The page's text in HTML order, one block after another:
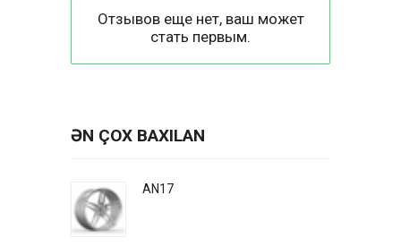
Отзывов еще нет, ваш может
стать первым.
ƏN ÇOX BAXILAN
AN17